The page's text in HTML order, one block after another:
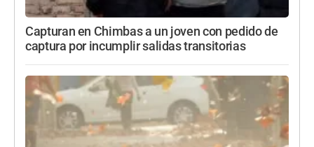
Capturan en Chimbas a un joven con pedido de
captura por incumplir salidas transitorias